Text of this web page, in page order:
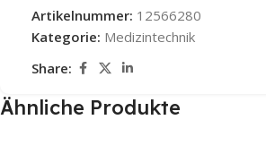
Artikelnummer: 12566280
Kategorie: Medizintechnik
Share:
Ähnliche Produkte